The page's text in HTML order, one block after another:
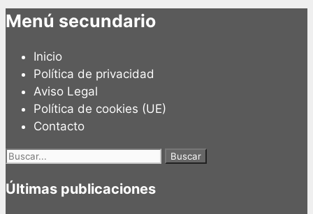
Menú secundario
Inicio
Política de privacidad
Aviso Legal
Política de cookies (UE)
Contacto
Buscar:
Últimas publicaciones